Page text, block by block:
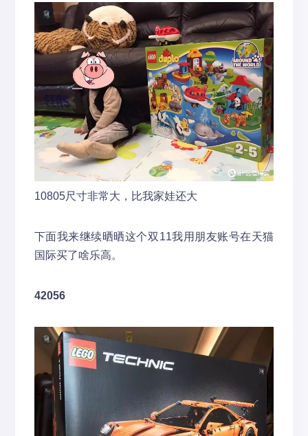
10805尺寸非常大，比我家娃还大
下面我来继续晒晒这个双11我用朋友账号在天猫
国际买了啥乐高。
42056